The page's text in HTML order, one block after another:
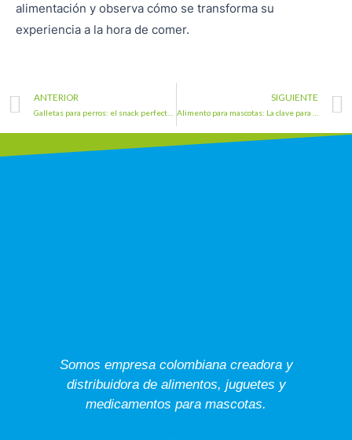
alimentación y observa cómo se transforma su
experiencia a la hora de comer.
Prev
ANTERIOR SIGUIENTE
Somos empresa colombiana creadora y
distribuidora de alimentos, juguetes y
medicamentos para mascotas.